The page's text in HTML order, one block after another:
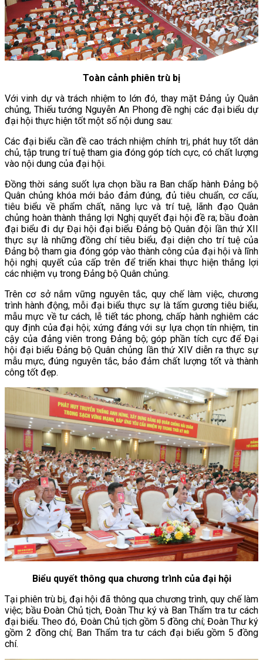
Toàn cảnh phiên trù bị
Với vinh dự và trách nhiệm to lớn đó, thay mặt Đảng ủy Quân
chủng, Thiếu tướng Nguyễn An Phong đề nghị các đại biểu dự
đại hội thực hiện tốt một số nội dung sau:
Các đại biểu cần đề cao trách nhiệm chính trị, phát huy tốt dân
chủ, tập trung trí tuệ tham gia đóng góp tích cực, có chất lượng
vào nội dung của đại hội.
Đồng thời sáng suốt lựa chọn bầu ra Ban chấp hành Đảng bộ
Quân chủng khóa mới bảo đảm đúng, đủ tiêu chuẩn, cơ cấu,
tiêu biểu về phẩm chất, năng lực và trí tuệ, lãnh đạo Quân
chủng hoàn thành thắng lợi Nghị quyết đại hội đề ra; bầu đoàn
đại biểu đi dự Đại hội đại biểu Đảng bộ Quân đội lần thứ XII
thực sự là những đồng chí tiêu biểu, đại diện cho trí tuệ của
Đảng bộ tham gia đóng góp vào thành công của đại hội và lĩnh
hội nghị quyết của cấp trên để triển khai thực hiện thắng lợi
các nhiệm vụ trong Đảng bộ Quân chủng.
Trên cơ sở nắm vững nguyên tắc, quy chế làm việc, chương
trình hành động, mỗi đại biểu thực sự là tấm gương tiêu biểu,
mẫu mực về tư cách, lễ tiết tác phong, chấp hành nghiêm các
quy định của đại hội; xứng đáng với sự lựa chọn tín nhiệm, tin
cậy của đảng viên trong Đảng bộ; góp phần tích cực để Đại
hội đại biểu Đảng bộ Quân chủng lần thứ XIV diễn ra thực sự
mẫu mực, đúng nguyên tắc, bảo đảm chất lượng tốt và thành
công tốt đẹp.
Biểu quyết thông qua chương trình của đại hội
Tại phiên trù bị, đại hội đã thông qua chương trình, quy chế làm
việc; bầu Đoàn Chủ tịch, Đoàn Thư ký và Ban Thẩm tra tư cách
đại biểu. Theo đó, Đoàn Chủ tịch gồm 5 đồng chí; Đoàn Thư ký
gồm 2 đồng chí; Ban Thẩm tra tư cách đại biểu gồm 5 đồng
chí.